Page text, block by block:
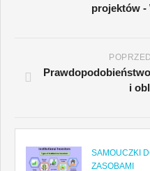
projektów -
i
SAMOUCZKI
ZASOBAMI